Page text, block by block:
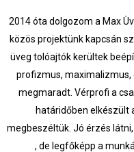
2014 óta dolgozom a Max
közös projektünk kapcsán
üveg tolóajtók kerültek
profizmus, maximalizmus,
megmaradt. Vérprofi a
határidőben elkészült
megbeszéltük. Jó érzés
, de legfőképp a